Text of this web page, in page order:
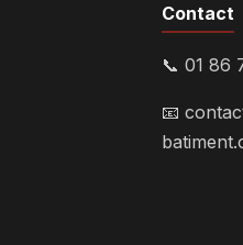
Contact
📞 01 86
📧